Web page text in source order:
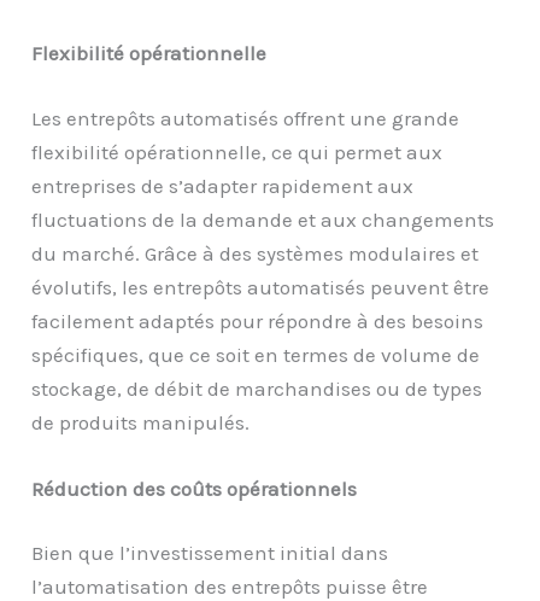
Flexibilité opérationnelle
Les entrepôts automatisés offrent une grande
flexibilité opérationnelle, ce qui permet aux
entreprises de s’adapter rapidement aux
fluctuations de la demande et aux changements
du marché. Grâce à des systèmes modulaires et
évolutifs, les entrepôts automatisés peuvent être
facilement adaptés pour répondre à des besoins
spécifiques, que ce soit en termes de volume de
stockage, de débit de marchandises ou de types
de produits manipulés.
Réduction des coûts opérationnels
Bien que l’investissement initial dans
l’automatisation des entrepôts puisse être